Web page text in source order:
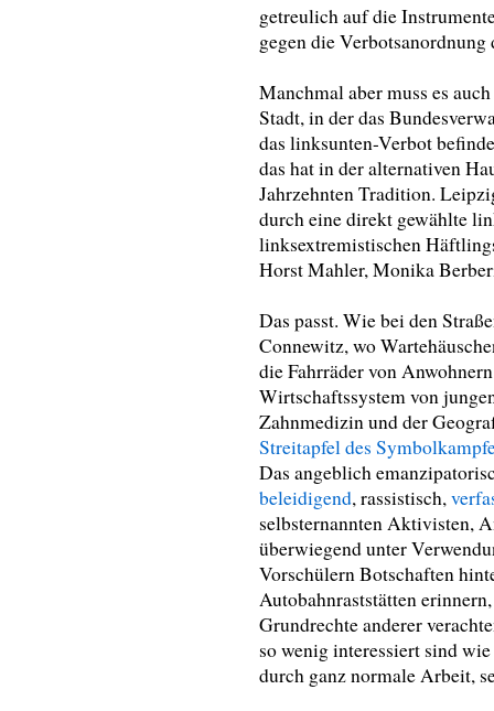
getreulich auf die
gegen die Verbotsanordnung
Manchmal aber muss es auch
Stadt, in der das
das linksunten-Verbot
das hat in der alternativen
Jahrzehnten Tradition.
durch eine direkt gewählte
linksextremistischen
Horst Mahler, Monika
Das passt. Wie bei den
Connewitz, wo
die Fahrräder von
Wirtschaftssystem von
Zahnmedizin und der
Streitapfel des
Das angeblich
beleidigend, rassistisch,
selbsternannten Aktivisten,
überwiegend unter
Vorschülern Botschaften
Autobahnraststätten
Grundrechte anderer
so wenig interessiert sind
durch ganz normale Arbeit,